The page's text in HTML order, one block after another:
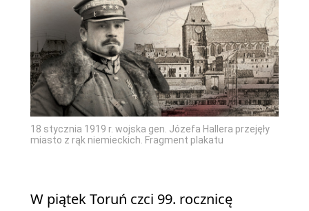
18 stycznia 1919 r. wojska gen. Józefa Hallera przejęły
miasto z rąk niemieckich. Fragment plakatu
W piątek Toruń czci 99. rocznicę